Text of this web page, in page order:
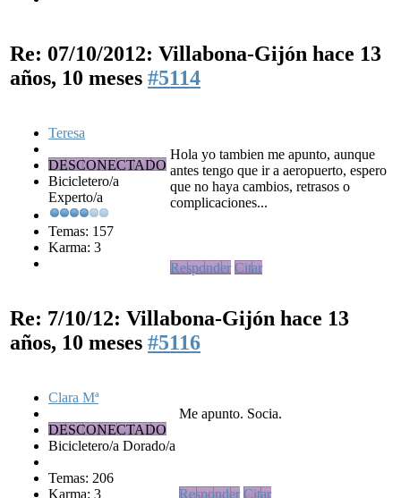
Re: 07/10/2012: Villabona-Gijón hace 13
años, 10 meses #5114
Teresa
DESCONECTADO
Bicicletero/a
Experto/a
Temas: 157
Karma: 3
Hola yo tambien me apunto, aunque
antes tengo que ir a aeropuerto, espero
que no haya cambios, retrasos o
complicaciones...
Responder Citar
Re: 7/10/12: Villabona-Gijón hace 13
años, 10 meses #5116
Clara Mª
DESCONECTADO
Bicicletero/a Dorado/a
Temas: 206
Karma: 3
Me apunto. Socia.
Responder Citar